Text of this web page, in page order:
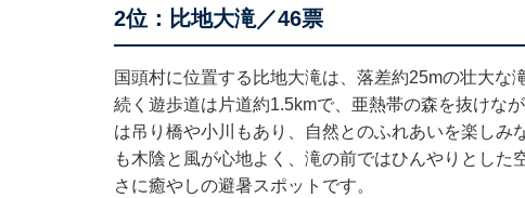
2位：比地大滝／46票
国頭村に位置する比地大滝は、落差約25mの壮大な
続く遊歩道は片道約1.5kmで、亜熱帯の森を抜けな
は吊り橋や小川もあり、自然とのふれあいを楽しみ
も木陰と風が心地よく、滝の前ではひんやりとし
さに癒やしの避暑スポットです。